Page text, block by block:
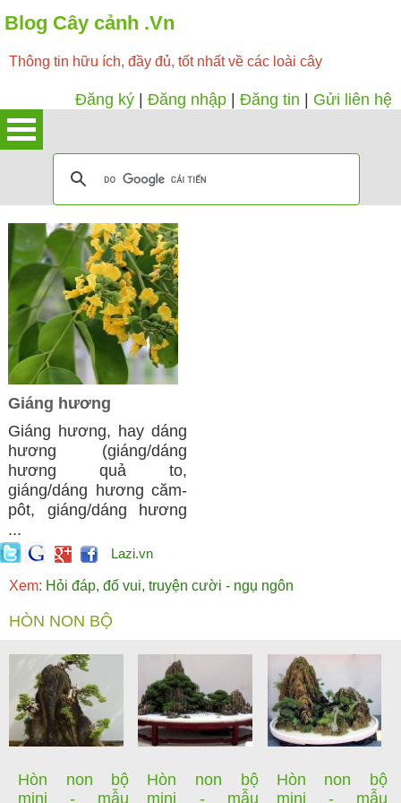
Blog Cây cảnh .Vn
Thông tin hữu ích, đầy đủ, tốt nhất về các loài cây
Đăng ký Đăng nhập Đăng tin Gửi liên hệ
Giáng hương
Giáng hương, hay dáng
hương (giáng/dáng
hương quả to,
giáng/dáng hương căm-
pôt, giáng/dáng hương
...
Lazi.vn
Xem: Hỏi đáp, đố vui, truyện cười - ngụ ngôn
HÒN NON BỘ
Hòn non bộ
mini - mẫu
Hòn non bộ
mini - mẫu
Hòn non bộ
mini - mẫu